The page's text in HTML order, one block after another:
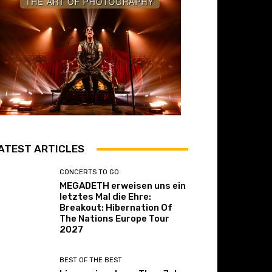
ARTICLES
CONCERTS TO GO
MEGADETH erweisen uns ein
letztes Mal die Ehre:
Breakout: Hibernation Of
The Nations Europe Tour
2027
BEST OF THE BEST